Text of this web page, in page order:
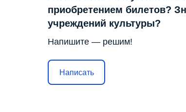
приобретением билетов?
учреждений культуры?
Напишите — решим!
Написать